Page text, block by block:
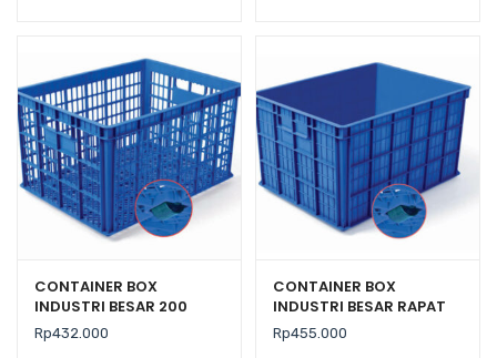
CONTAINER BOX
INDUSTRI BESAR 200
LITER BERLUBANG RODA
HANATA 3001 UKURAN 80
Rp432.000
CONTAINER BOX
INDUSTRI BESAR RAPAT
RODA HANATA 3101
VOLUME 200 LITER
Rp455.000